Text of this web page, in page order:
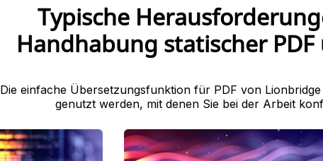
Typische
Handhabung statischer
Die einfache Übersetzungsfunktion für PDF von
genutzt werden, mit denen Sie bei der Arbeit